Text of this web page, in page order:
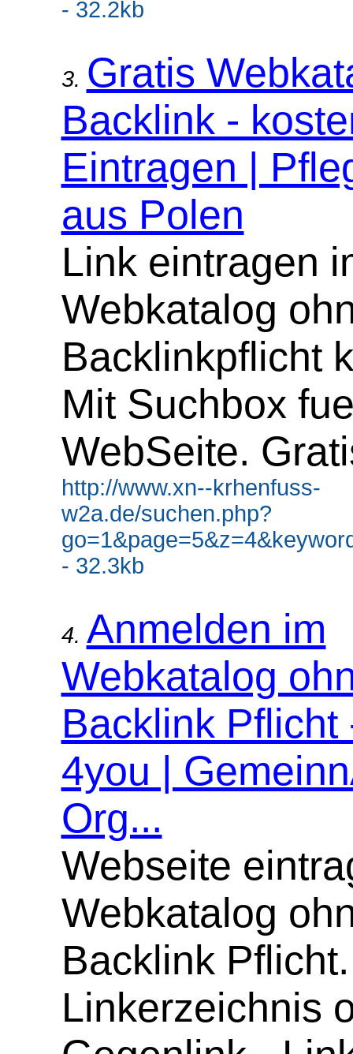
- 32.2kb
3. Gratis
Backlink -
Eintragen |
aus Polen
Link eintragen
Webkatalog
Backlinkpflicht
Mit Suchbox
WebSeite.
http://www.xn--krhenfuss-
w2a.de/suchen.php?
- 32.3kb
4. Anmelden im
Webkatalog
Backlink Pflicht
4you |
Org...
Webseite
Webkatalog
Backlink Pflicht.
Linkerzeichnis